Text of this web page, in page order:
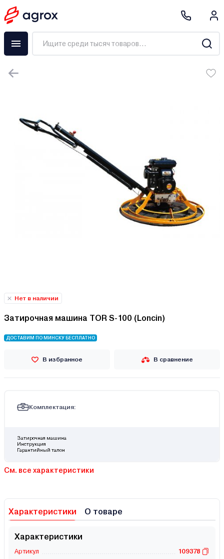
Нет в наличии
Затирочная машина TOR S-100 (Loncin)
ДОСТАВИМ ПО МИНСКУ БЕСПЛАТНО
В избранное В сравнение
Комплектация:
Затирочная машина
Инструкция
Гарантийный талон
См. все характеристики
Характеристики О товаре
Характеристики
Артикул
109378